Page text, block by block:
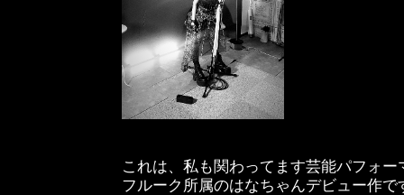
これは、私も関わってます芸能パフォ
フルーク所属のはなちゃんデビュー作で